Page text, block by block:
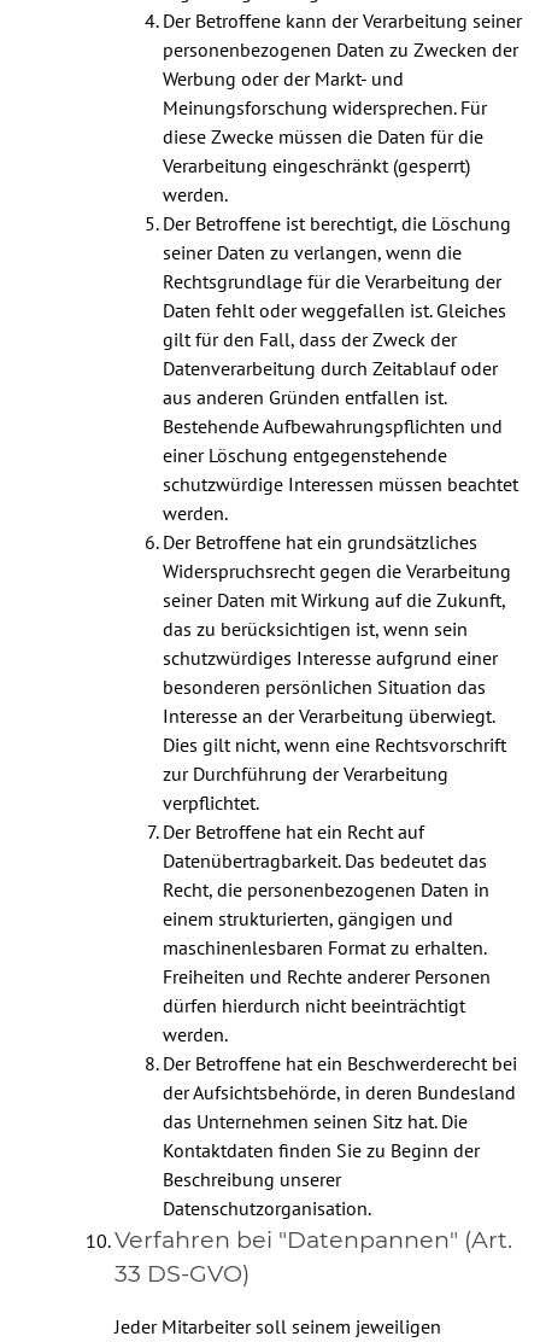
Der Betroffene kann der Verarbeitung seiner
personenbezogenen Daten zu Zwecken der
Werbung oder der Markt- und
Meinungsforschung widersprechen. Für
diese Zwecke müssen die Daten für die
Verarbeitung eingeschränkt (gesperrt)
werden.
Der Betroffene ist berechtigt, die Löschung
seiner Daten zu verlangen, wenn die
Rechtsgrundlage für die Verarbeitung der
Daten fehlt oder weggefallen ist. Gleiches
gilt für den Fall, dass der Zweck der
Datenverarbeitung durch Zeitablauf oder
aus anderen Gründen entfallen ist.
Bestehende Aufbewahrungspflichten und
einer Löschung entgegenstehende
schutzwürdige Interessen müssen beachtet
werden.
Der Betroffene hat ein grundsätzliches
Widerspruchsrecht gegen die Verarbeitung
seiner Daten mit Wirkung auf die Zukunft,
das zu berücksichtigen ist, wenn sein
schutzwürdiges Interesse aufgrund einer
besonderen persönlichen Situation das
Interesse an der Verarbeitung überwiegt.
Dies gilt nicht, wenn eine Rechtsvorschrift
zur Durchführung der Verarbeitung
verpflichtet.
Der Betroffene hat ein Recht auf
Datenübertragbarkeit. Das bedeutet das
Recht, die personenbezogenen Daten in
einem strukturierten, gängigen und
maschinenlesbaren Format zu erhalten.
Freiheiten und Rechte anderer Personen
dürfen hierdurch nicht beeinträchtigt
werden.
Der Betroffene hat ein Beschwerderecht bei
der Aufsichtsbehörde, in deren Bundesland
das Unternehmen seinen Sitz hat. Die
Kontaktdaten finden Sie zu Beginn der
Beschreibung unserer
Datenschutzorganisation.
Verfahren bei "Datenpannen" (Art.
33 DS-GVO)
Jeder Mitarbeiter soll seinem jeweiligen